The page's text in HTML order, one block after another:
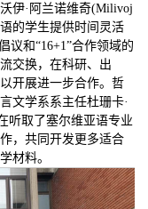
伊·阿兰诺维奇(Milivoj
的学生提供时间灵活
议和“16+1”合作领域的
交换，在科研、出
开展进一步合作。哲
文学系系主任杜珊卡·
听取了塞尔维亚语专业
，共同开发更多适合
材料。